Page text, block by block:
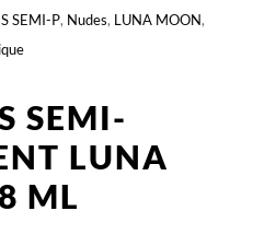
SEMI-P, Nudes, LUNA MOON,
SEMI-
LUNA
ML